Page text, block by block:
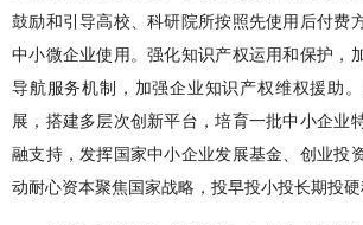
鼓励和引导高校、科研院所按照先使用后付费
中小微企业使用。强化知识产权运用和保护，
导航服务机制，加强企业知识产权维权援助
展，搭建多层次创新平台，培育一批中小企业
融支持，发挥国家中小企业发展基金、创业投
动耐心资本聚焦国家战略，投早投小投长期投硬